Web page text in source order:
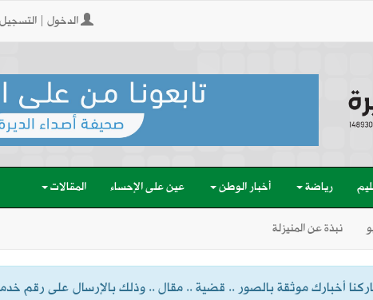
الدخول |
رياضة أخبار الوطن عين على الإحساء المقالات
نبذة عن المنيزلة
أخبارك موثقة بالصور .. قضية .. مقال .. وذلك بالإرسال على رقم خدمة